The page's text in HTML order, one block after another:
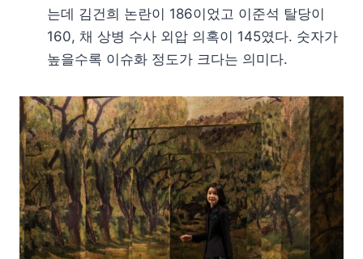
는데 김건희 논란이 186이었고 이준석 탈당이
160, 채 상병 수사 외압 의혹이 145였다. 숫자가
높을수록 이슈화 정도가 크다는 의미다.